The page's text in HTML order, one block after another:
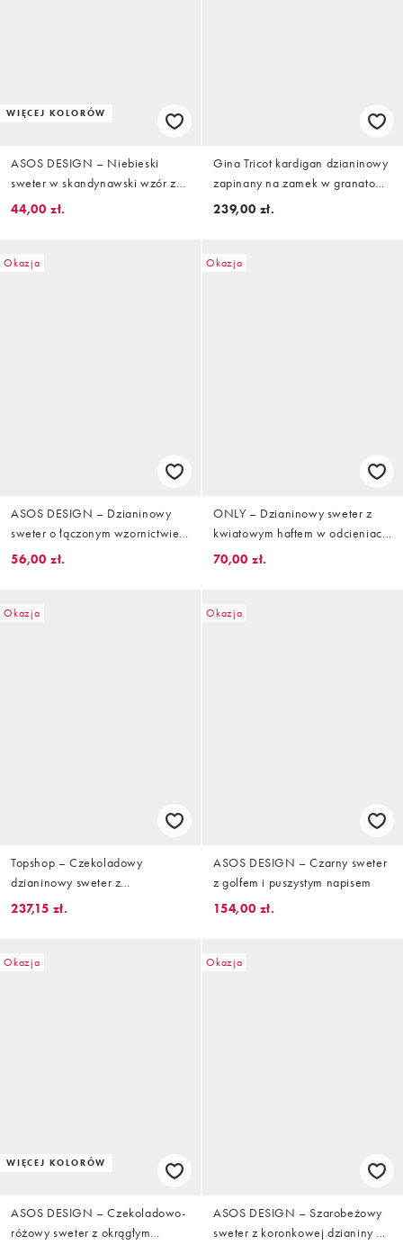
WIĘCEJ KOLORÓW
ASOS DESIGN – Niebieski
sweter w skandynawski wzór z
kokardkami na karczku
44,00 zł.
Gina Tricot kardigan dzianinowy
zapinany na zamek w granatowe
paski
239,00 zł.
Okazja
ASOS DESIGN – Dzianinowy
sweter o łączonym wzornictwie z
warkoczowym splotem
56,00 zł.
Okazja
ONLY – Dzianinowy sweter z
kwiatowym haftem w odcieniach
czerni i bieli
70,00 zł.
Okazja
Topshop – Czekoladowy
dzianinowy sweter z
abstrakcyjnym wzorem
237,15 zł.
Okazja
ASOS DESIGN – Czarny sweter
z golfem i puszystym napisem
154,00 zł.
Okazja
WIĘCEJ KOLORÓW
ASOS DESIGN – Czekoladowo-
różowy sweter z okrągłym
Okazja
ASOS DESIGN – Szarobeżowy
sweter z koronkowej dzianiny w